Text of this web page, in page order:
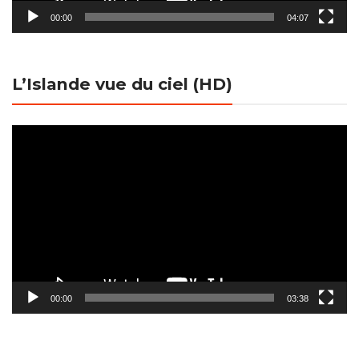
00:00 04:07
L’Islande vue du ciel (HD)
00:00 03:38